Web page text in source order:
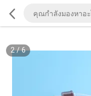
2/6